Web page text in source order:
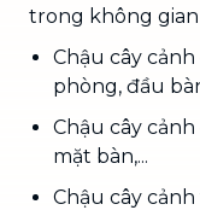
trong không
Chậu cây
phòng, đầu
Chậu cây
mặt bàn,...
Chậu cây